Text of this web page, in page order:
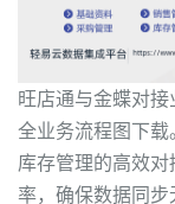
旺店通与金蝶对
全业务流程图下载
库存管理的高效
率，确保数据同步